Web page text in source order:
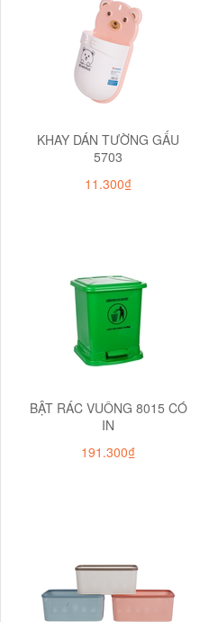
KHAY DÁN TƯỜNG GẤU
5703
11.300₫
BẬT RÁC VUÔNG 8015 CÓ
IN
191.300₫